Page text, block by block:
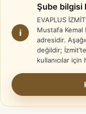
i
Şube bilgisi
EVAPLUS
Mustafa Kemal
adresidir.
değildir;
kullanıcılar için